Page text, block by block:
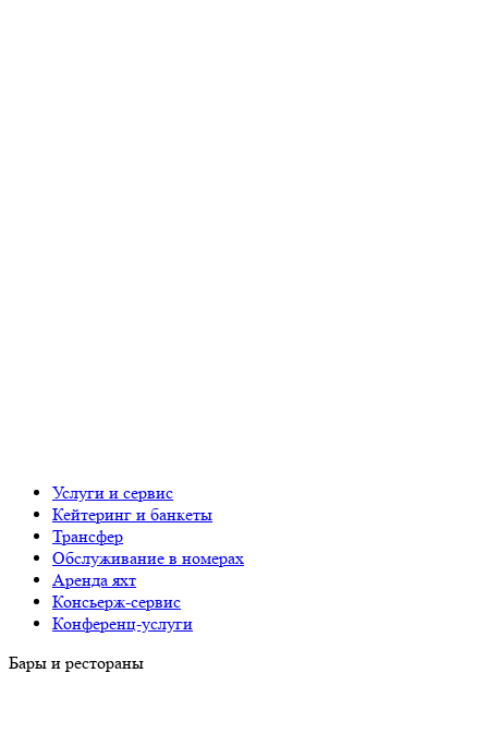
Услуги и сервис
Кейтеринг и банкеты
Трансфер
Обслуживание в номерах
Аренда яхт
Консьерж-сервис
Конференц-услуги
Бары и рестораны